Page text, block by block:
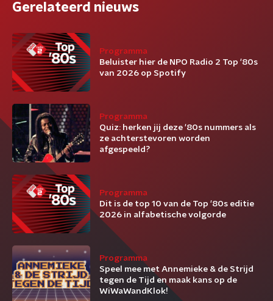
Gerelateerd nieuws
Programma
Beluister hier de NPO Radio 2 Top '80s
van 2026 op Spotify
Programma
Quiz: herken jij deze '80s nummers als
ze achterstevoren worden
afgespeeld?
Programma
Dit is de top 10 van de Top '80s editie
2026 in alfabetische volgorde
Programma
Speel mee met Annemieke & de Strijd
tegen de Tijd en maak kans op de
WiWaWandKlok!